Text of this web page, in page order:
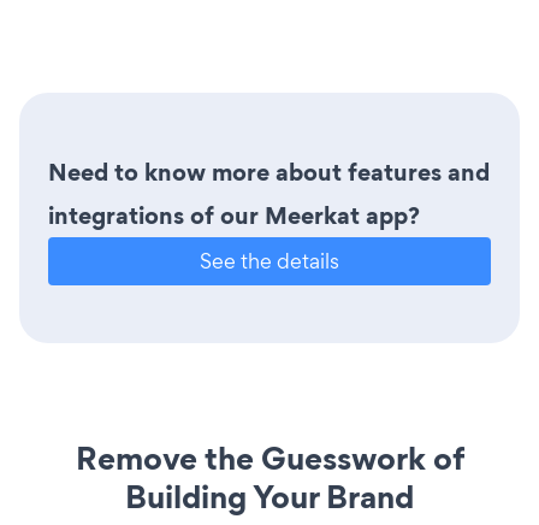
Need to know more about features and
integrations of our Meerkat app?
See the details
Remove the Guesswork of
Building Your Brand